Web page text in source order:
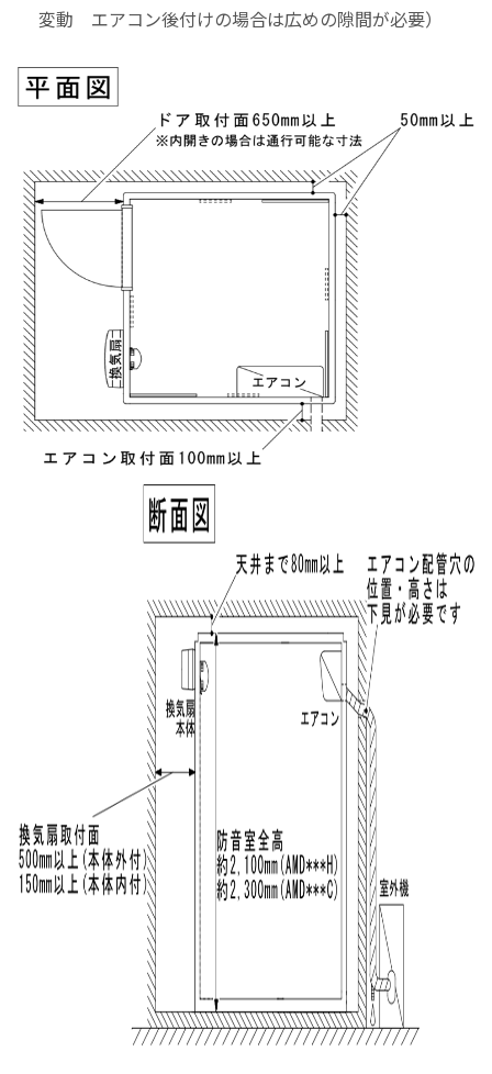
（初回月のみ）お支払金額
実質年率%
Please enter the security code
8 + 3 =
変動 エアコン後付けの場合は広めの隙間が必要）